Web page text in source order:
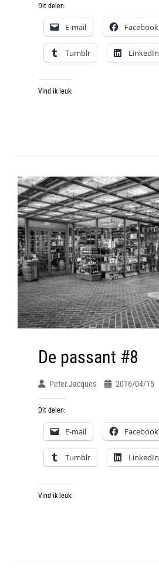
Dit delen:
E-mail Facebook
Tumblr LinkedIn
Vind ik leuk:
De passant #8
Peter.jacques 2016/04/15
Dit delen:
E-mail Facebook
Tumblr LinkedIn
Vind ik leuk: